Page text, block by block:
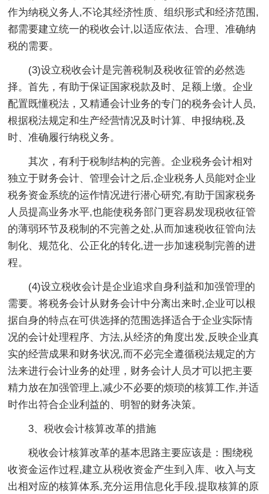
作为纳税义务人,不论其经济性质、组织形式和经济范围,
都需要建立统一的税收会计,以适应依法、合理、准确纳
税的需要。
(3)设立税收会计是完善税制及税收征管的必然选
择。首先，有助于保证国家税款及时、足额上缴。企业
配置既懂税法，又精通会计业务的专门的税务会计人员,
根据税法规定和生产经营情况及时计算、申报纳税,及
时、准确履行纳税义务。
其次，有利于税制结构的完善。企业税务会计相对
独立于财务会计、管理会计之后,企业税务人员能对企业
税务资金系统的运作情况进行潜心研究,有助于国家税务
人员提高业务水平,也能使税务部门更容易发现税收征管
的薄弱环节及税制的不完善之处,从而加速税收征管向法
制化、规范化、公正化的转化,进一步加速税制完善的进
程。
(4)设立税收会计是企业追求自身利益和加强管理的
需要。将税务会计从财务会计中分离出来时,企业可以根
据自身的特点在可供选择的范围选择适合于企业实际情
况的会计处理程序、方法,从经济的角度出发,反映企业真
实的经营成果和财务状况,而不必完全遵循税法规定的方
法来进行会计业务的处理，财务会计人员才可以把主要
精力放在加强管理上,减少不必要的烦琐的核算工作,并适
时作出符合企业利益的、明智的财务决策。
3、税收会计核算改革的措施
税收会计核算改革的基本思路主要应该是：围绕税
收资金运作过程,建立从税收资金产生到入库、收入与支
出相对应的核算体系,充分运用信息化手段,提取核算的原